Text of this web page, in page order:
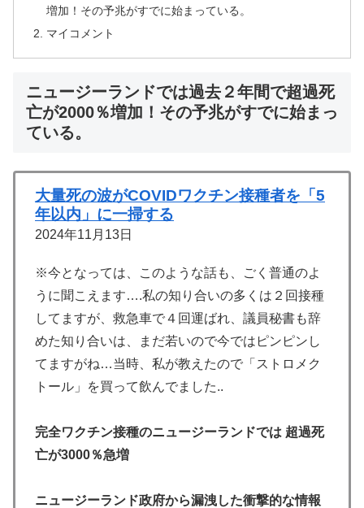
増加！その予兆がすでに始まっている。
マイコメント
ニュージーランドでは過去２年間で超過死
亡が2000％増加！その予兆がすでに始まっ
ている。
大量死の波がCOVIDワクチン接種者を「5
年以内」に一掃する
2024年11月13日
※今となっては、このような話も、ごく普通のよ
うに聞こえます….私の知り合いの多くは２回接種
してますが、救急車で４回運ばれ、議員秘書も辞
めた知り合いは、まだ若いので今ではピンピンし
てますがね…当時、私が教えたので「ストロメク
トール」を買って飲んでました..
完全ワクチン接種のニュージーランドでは 超過死
亡が3000％急増
ニュージーランド政府から漏洩した衝撃的な情報